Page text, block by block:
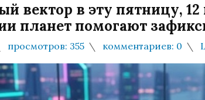
вектор в эту пятницу,
планет помогают
просмотров: 355 комментариев: 0